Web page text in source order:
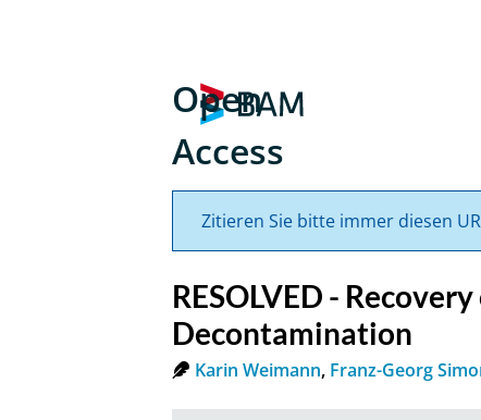
Open
Access
Zitieren Sie bitte immer diesen
RESOLVED -
Decontamination
Karin Weimann, Franz-Georg